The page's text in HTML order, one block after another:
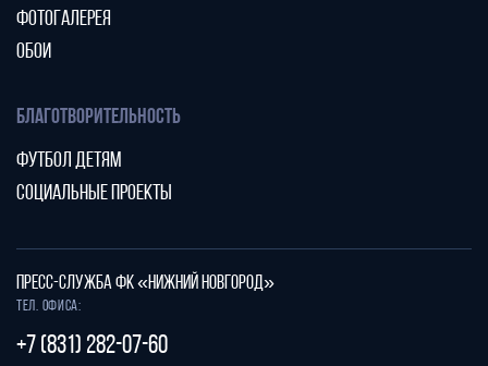
ФОТОГАЛЕРЕЯ
ОБОИ
БЛАГОТВОРИТЕЛЬНОСТЬ
ФУТБОЛ ДЕТЯМ
СОЦИАЛЬНЫЕ ПРОЕКТЫ
ПРЕСС-СЛУЖБА ФК «НИЖНИЙ НОВГОРОД»
Тел. офиса:
+7 (831) 282-07-60